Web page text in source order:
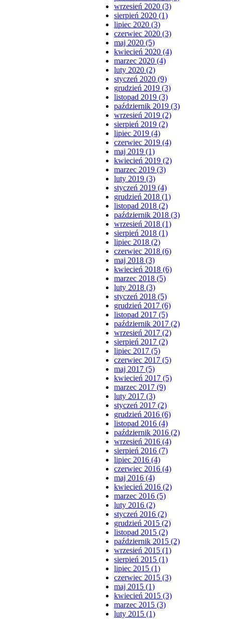
wrzesień 2020 (3)
sierpień 2020 (1)
lipiec 2020 (3)
czerwiec 2020 (3)
maj 2020 (5)
kwiecień 2020 (4)
marzec 2020 (4)
luty 2020 (2)
styczeń 2020 (9)
grudzień 2019 (3)
listopad 2019 (3)
październik 2019 (3)
wrzesień 2019 (2)
sierpień 2019 (2)
lipiec 2019 (4)
czerwiec 2019 (4)
maj 2019 (1)
kwiecień 2019 (2)
marzec 2019 (3)
luty 2019 (3)
styczeń 2019 (4)
grudzień 2018 (1)
listopad 2018 (2)
październik 2018 (3)
wrzesień 2018 (1)
sierpień 2018 (1)
lipiec 2018 (2)
czerwiec 2018 (6)
maj 2018 (3)
kwiecień 2018 (6)
marzec 2018 (5)
luty 2018 (3)
styczeń 2018 (5)
grudzień 2017 (6)
listopad 2017 (5)
październik 2017 (2)
wrzesień 2017 (2)
sierpień 2017 (2)
lipiec 2017 (5)
czerwiec 2017 (5)
maj 2017 (5)
kwiecień 2017 (5)
marzec 2017 (9)
luty 2017 (3)
styczeń 2017 (2)
grudzień 2016 (6)
listopad 2016 (4)
październik 2016 (2)
wrzesień 2016 (4)
sierpień 2016 (7)
lipiec 2016 (4)
czerwiec 2016 (4)
maj 2016 (4)
kwiecień 2016 (2)
marzec 2016 (5)
luty 2016 (2)
styczeń 2016 (2)
grudzień 2015 (2)
listopad 2015 (2)
październik 2015 (2)
wrzesień 2015 (1)
sierpień 2015 (1)
lipiec 2015 (1)
czerwiec 2015 (3)
maj 2015 (1)
kwiecień 2015 (3)
marzec 2015 (3)
luty 2015 (1)